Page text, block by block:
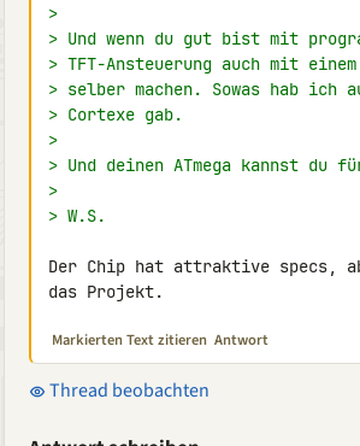
>
> Und wenn du gut bist mit
> TFT-Ansteuerung auch mit einem
> selber machen. Sowas hab ich
> Cortexe gab.
>
> Und deinen ATmega kannst du
>
> W.S.
Der Chip hat attraktive specs,
das Projekt.
Markierten Text zitieren Antwort
Thread beobachten